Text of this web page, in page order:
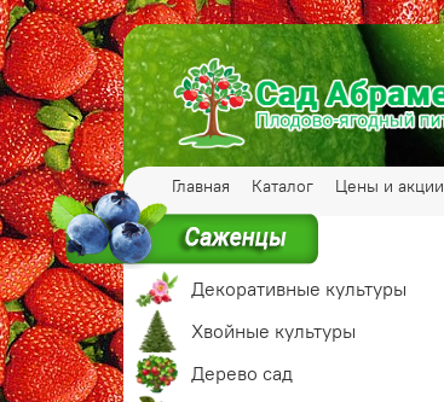
Главная Каталог Цены и акции
Декоративные культуры
Хвойные культуры
Дерево сад